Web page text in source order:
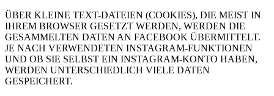
ÜBER KLEINE TEXT-DATEIEN (COOKIES), DIE MEIST IN
IHREM BROWSER GESETZT WERDEN, WERDEN DIE
GESAMMELTEN DATEN AN FACEBOOK ÜBERMITTELT.
JE NACH VERWENDETEN INSTAGRAM-FUNKTIONEN
UND OB SIE SELBST EIN INSTAGRAM-KONTO HABEN,
WERDEN UNTERSCHIEDLICH VIELE DATEN
GESPEICHERT.